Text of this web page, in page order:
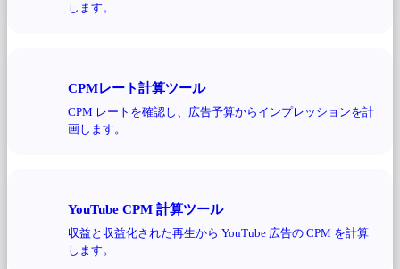
します。
CPMレート計算ツール
CPM レートを確認し、広告予算からインプレッションを計
画します。
YouTube CPM 計算ツール
収益と収益化された再生から YouTube 広告の CPM を計算
します。